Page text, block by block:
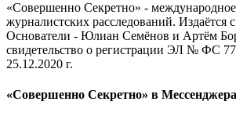
«Совершенно Секретно» -
журналистских расследований. Издаётся
Основатели - Юлиан Семёнов и Артём
свидетельство о регистрации ЭЛ № ФС
25.12.2020 г.
«Совершенно Секретно» в